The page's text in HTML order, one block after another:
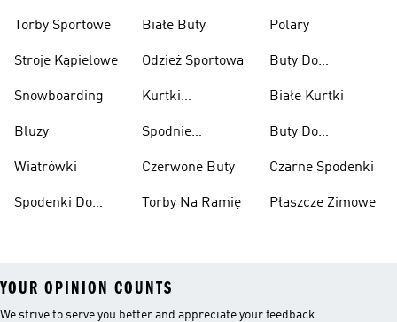
Torby Sportowe
Stroje Kąpielowe
Snowboarding
Bluzy
Wiatrówki
Spodenki Do
Białe Buty
Odzież Sportowa
Kurtki
Spodnie
Czerwone Buty
Torby Na Ramię
Polary
Buty Do
Ciężarów
Białe Kurtki
Buty Do
Czarne Spodenki
Płaszcze Zimowe
YOUR OPINION COUNTS
We strive to serve you better and appreciate your feedback